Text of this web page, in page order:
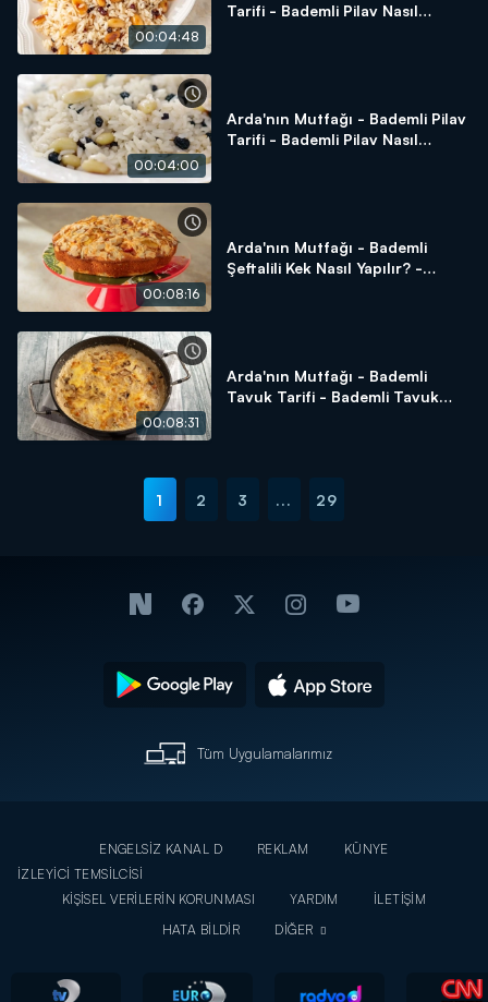
00:04:48
Tarifi - Bademli Pilav Nasıl
00:04:00
Arda'nın Mutfağı - Bademli Pilav
Tarifi - Bademli Pilav Nasıl
00:08:16
Arda'nın Mutfağı - Bademli
Şeftalili Kek Nasıl Yapılır? -
00:08:31
Arda'nın Mutfağı - Bademli
Tavuk Tarifi - Bademli Tavuk
1 2 3 ... 29
Tüm Uygulamalarımız
ENGELSİZ KANAL D REKLAM
KÜNYE
İZLEYİCİ TEMSİLCİSİ
KİŞİSEL VERİLERİN KORUNMASI
YARDIM
İLETİŞİM
HATA BİLDİR
DİĞER